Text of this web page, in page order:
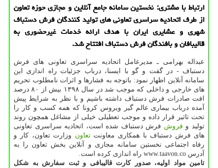
ارتباط با مشتری: نخستین سامانه جامع آنلاین و مجازی حوزه تعاون
از طرف اتحادیه سراسری تعاونی های تولید كنندگان فرش دستباف
شهری و عشایری ایران با هدف ارائه خدمات غیرحضوری به
قالیبافان و بافندگان فرش دستباف افتتاح شد.
عبداله بهرامی ـ مدیرعامل اتحادیه سراسری تعاونی های فرش
دستباف - در گفت و گو با ایسنا، درباب جزئیات راه اندازی این
سامانه آنلاین اظهار نمود: باتوجه به فشارها و اثرات نامطلوب تحریم
های خارجی و داخلی كه موجب شد در سال ۱۳۹۸ بیش از ۸۰ درصد
افت صادرات فرش دستباف داشته باشیم و با نظر به شرایط پیش
آمده درباب بیماری عالم گیر ویروس كرونا كه همه كسب و كار را
تحت تاثیر قرار داده و موجب تعطیلی خیلی از مشاغل همچون روند
تولید و فروش فرش دستباف شده است، اتحادیه سراسری تعاونی
های فرش دستباف با همكاری معاونتتعاون وزارت تعاون، كار و
رفاه اجتماعی نخستین سامانه مجازی و آنلاین بخش تعاون را به
آدرس www.taavon.co راه اندازی كرده است.
تامین مواد اولیه، صدور كارت قالیبافی و ثبت سفارش به شكل